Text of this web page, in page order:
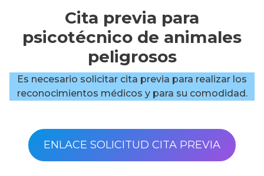
Cita previa para
psicotécnico de animales
peligrosos
Es necesario solicitar cita previa para realizar los
reconocimientos médicos y para su comodidad.
ENLACE SOLICITUD CITA PREVIA